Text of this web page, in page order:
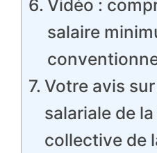
Vidéo :
salaire
Votre avis sur
salariale de
collective de